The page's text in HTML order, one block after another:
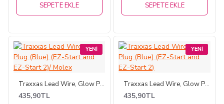
SEPETE EKLE SEPETE EKLE
YENI
Traxxas Lead Wire, Glow Plug (Blue) (EZ-Start and EZ-Start 2)/ Molex
435,90TL
YENI
Traxxas Lead Wire, Glow Plug (Blue) (EZ-Start and EZ-Start 2)
435,90TL